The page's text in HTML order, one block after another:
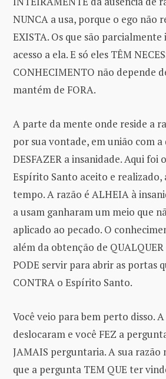
NUNCA a usa, porque o ego não
EXISTA. Os que são parcialmente
acesso a ela. E só eles TÊM
CONHECIMENTO não depende
mantém de FORA.
A parte da mente onde reside a
por sua vontade, em união com a
DESFAZER a insanidade. Aqui foi
Espírito Santo aceito e realizado,
tempo. A razão é ALHEIA à
a usam ganharam um meio que
aplicado ao pecado. O
além da obtenção de
PODE servir para abrir as portas
CONTRA o Espírito Santo.
Você veio para bem perto disso.
deslocaram e você FEZ a
JAMAIS perguntaria. A sua razão
que a pergunta TEM QUE ter